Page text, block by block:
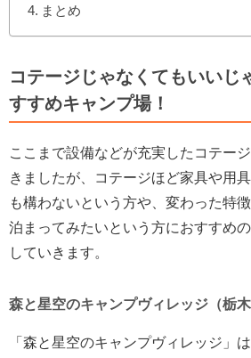
まとめ
コテージじゃなくてもいいじ
すすめキャンプ場！
ここまで設備などが充実したコテー
きましたが、コテージほど家具や用
も構わないという方や、変わった特
泊まってみたいという方におすすめ
していきます。
森と星空のキャンプヴィレッジ（栃木
「森と星空のキャンプヴィレッジ」